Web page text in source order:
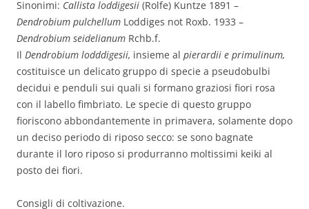
Sinonimi: Callista loddigesii (Rolfe) Kuntze 1891 –
Dendrobium pulchellum Loddiges not Roxb. 1933 –
Dendrobium seidelianum Rchb.f.
Il Dendrobium lodddigesii, insieme al pierardii e primulinum,
costituisce un delicato gruppo di specie a pseudobulbi
decidui e penduli sui quali si formano graziosi fiori rosa
con il labello fimbriato. Le specie di questo gruppo
fioriscono abbondantemente in primavera, solamente dopo
un deciso periodo di riposo secco: se sono bagnate
durante il loro riposo si produrranno moltissimi keiki al
posto dei fiori.
Consigli di coltivazione.